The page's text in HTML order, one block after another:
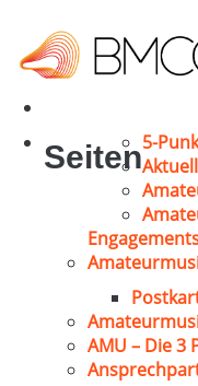
Engelskirchen
1975
Seiten5-
AMU – Die 3